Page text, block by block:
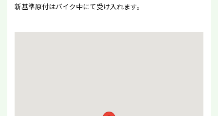
新基準原付はバイク中にて受け入れます。